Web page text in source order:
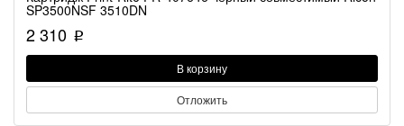
SP3500NSF 3510DN
2 310 p
В корзину
Отложить